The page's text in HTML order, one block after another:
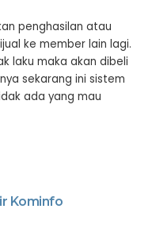
penghasilan atau
ke member lain lagi.
laku maka akan dibeli
sekarang ini sistem
ada yang mau
Kominfo